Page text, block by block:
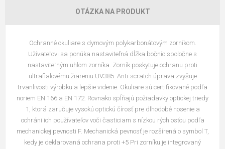
OTÁZKA NA PRODUKT
Ochranné okuliare s dymovým polykarbonátovým zorníkom.
Užívateľovi sa ponúka nastaviteľná dĺžka bočníc spoločne s
nastaviteľným uhlom zorníka. Zorník poskytuje ochranu proti
ultrafialovému žiareniu UV385. Anti-scratch úprava zvyšuje
trvanlivosti výrobku a lepšie videnie. Okuliare sú certifikované podľa
noriem EN 166 a EN 172. Rovnako spĺňajú požiadavky optickej triedy
1, ktorá zaručuje vysokú optickú čírosť pre dlhodobé nosenie a
ochráni ich používateľov voči časticiam s nízkou rýchlosťou podľa
mechanickej pevnosti F. Mechanická pevnosť je rozšírená o symbol T,
kedy je deklarovaná ochrana proti +5 Pri zorníku je integrovaný